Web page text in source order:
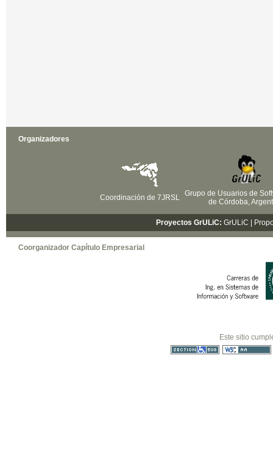
Organizadores
Coordinación de 7JRSL
Grupo de Usuarios de
de Córdoba,
Proyectos GrULiC: GrULiC |
Coorganizador Capítulo Empresarial
Este sitio